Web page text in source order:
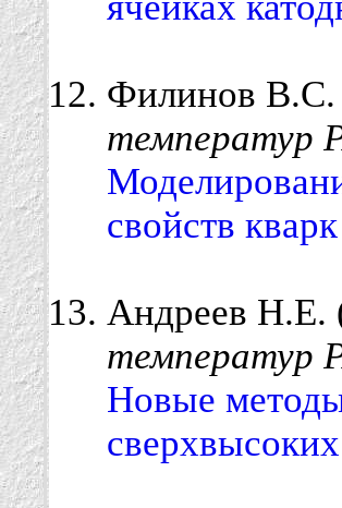
Филинов В.С.
температур
свойств
Андреев Н.Е.
температур
Новые